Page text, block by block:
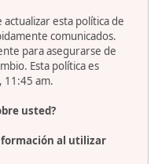
esta política de
comunicados.
para asegurarse de
Esta política es
11:45 am.
usted?
al utilizar